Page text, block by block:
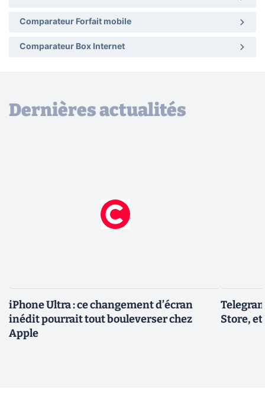
Comparateur Forfait mobile
Comparateur Box Internet
Dernières actualités
iPhone Ultra : ce changement d’écran
inédit pourrait tout bouleverser chez
Apple
Store,